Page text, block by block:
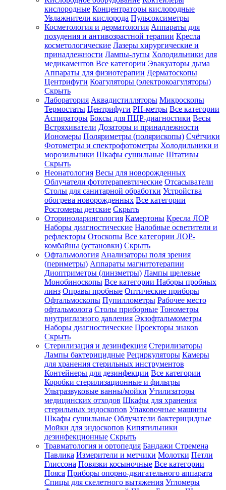
Зарегистрироваться
Зачем
регистрироваться?
Все
покупки
одном
месте
Личный
менеджер
Отслеживание
статуса
заказа
кислородные Концентраторы кислородные
Увлажнители кислорода Пульсоксиметры
Косметология и дерматология Аппараты для
похудения и антивозрастной терапии Кресла
косметологические Лазеры хирургические и
принадлежности Лампы-лупы Холодильники для
медикаментов Все категории Эвакуаторы дыма
Аппараты для физиотерапии Дерматоскопы
Центрифуги Коагуляторы (электрокоагуляторы)
Скрыть
Лаборатория Аквадистилляторы Микроскопы
Термостаты Центрифуги PH-метры Все категории
Аспираторы Боксы для ПЦР-диагностики Весы
Встряхиватели Дозаторы и принадлежности
Иономеры Поляриметры (полярископы) Счётчики
Фотометры и спектрофотометры Холодильники и
морозильники Шкафы сушильные Штативы
Скрыть
Неонатология Весы для новорожденных
Облучатели фототерапевтические Отсасыватели
Столы для санитарной обработки Устройства
обогрева новорожденных Все категории
Ростомеры детские Скрыть
Оториноларингология Камертоны Кресла ЛОР
Наборы диагностические Налобные осветители и
рефлекторы Отоскопы Все категории ЛОР-
комбайны (установки) Скрыть
Офтальмология Анализаторы поля зрения
(периметры) Аппараты магнитотерапии
Диоптриметры (линзметры) Лампы щелевые
Монобиноскопы Все категории Наборы пробных
линз Оправы пробные Оптические приборы
Офтальмоскопы Пупиллометры Рабочее место
офтальмолога Столы приборные Тонометры
внутриглазного давления Экзофтальмометры
Наборы диагностические Проекторы знаков
Скрыть
Стерилизация и дезинфекция Стерилизаторы
Лампы бактерицидные Рециркуляторы Камеры
для хранения стерильных инструментов
Контейнеры для дезинфекции Все категории
Коробки стерилизационные и фильтры
Ультразвуковые ванны/мойки Утилизаторы
медицинских отходов Шкафы для хранения
стерильных эндоскопов Упаковочные машины
Шкафы сушильные Облучатели бактерицидные
Мойки для эндоскопов Кипятильники
дезинфекционные Скрыть
Травматология и ортопедия Бандажи Стремена
Павлика Измерители и метчики Молотки Петли
Глиссона Повязки косыночные Все категории
Пояса Приборы опорно-двигательного аппарата
Спицы для скелетного вытяжения Угломеры